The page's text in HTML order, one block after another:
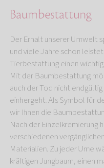
Baumbestattung
Der Erhalt unserer Umwelt
und viele Jahre schon
Tierbestattung einen
Mit der Baumbestattung
auch der Tod nicht
einhergeht. Als Symbol für
wir Ihnen die
Nach der Einzelkremierung
verschiedenen
Materialien. Zu jeder Urne
kräftigen Jungbaum, einen